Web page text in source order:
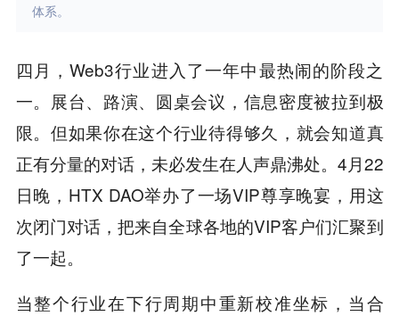
体系。
四月，Web3行业进入了一年中最热闹的阶段之
一。展台、路演、圆桌会议，信息密度被拉到极
限。但如果你在这个行业待得够久，就会知道真
正有分量的对话，未必发生在人声鼎沸处。4月22
日晚，HTX DAO举办了一场VIP尊享晚宴，用这
次闭门对话，把来自全球各地的VIP客户们汇聚到
了一起。
当整个行业在下行周期中重新校准坐标，当合